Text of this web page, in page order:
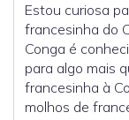
Estou curiosa
francesinha do
Conga é
para algo mais
francesinha à
molhos de